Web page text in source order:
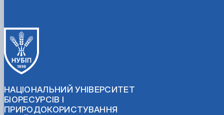
НАЦІОНАЛЬНИЙ УНІВЕРСИТЕТ
БІОРЕСУРСІВ І
ПРИРОДОКОРИСТУВАННЯ